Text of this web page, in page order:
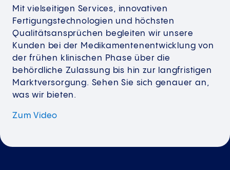
Mit vielseitigen Services, innovativen
Fertigungstechnologien und höchsten
Qualitätsansprüchen begleiten wir unsere
Kunden bei der Medikamentenentwicklung von
der frühen klinischen Phase über die
behördliche Zulassung bis hin zur langfristigen
Marktversorgung. Sehen Sie sich genauer an,
was wir bieten.
Zum Video